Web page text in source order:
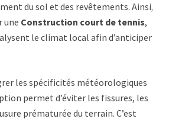
du sol et des revêtements. Ainsi,
une Construction court de tennis,
le climat local afin d’anticiper
les spécificités météorologiques
permet d’éviter les fissures, les
prématurée du terrain. C’est